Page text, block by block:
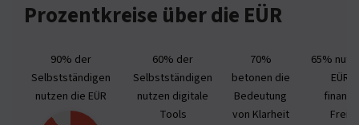
Prozentkreise über die EÜR
90% der
Selbstständigen
nutzen die EÜR
60% der
Selbstständigen
nutzen digitale
Tools
70%
betonen die
Bedeutung
von Klarheit
65%
EÜR